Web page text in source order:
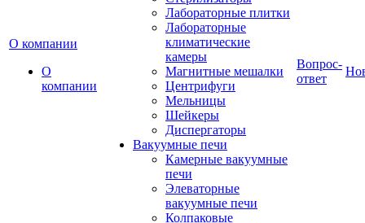
О компании
О
компании
Лабораторные плитки
Лабораторные
климатические
камеры
Магнитные мешалки
Центрифуги
Мельницы
Шейкеры
Диспергаторы
Вакуумные печи
Камерные вакуумные
печи
Элеваторные
вакуумные печи
Колпаковые
Вопрос-
ответ